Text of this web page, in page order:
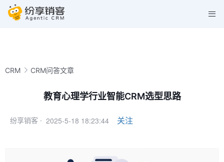
CRM CRM问答文章
教育心理学行业智能CRM选型思路
纷享销客 · 2025-5-18 18:23:44 关注